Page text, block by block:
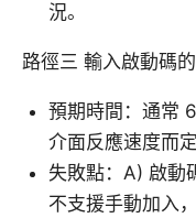
況。
路徑三 輸入啟動碼
預期時間：通常
介面反應速度而定
失敗點：A) 啟動
不支援手動加入